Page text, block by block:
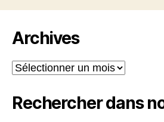
Archives
Archives
Rechercher dans